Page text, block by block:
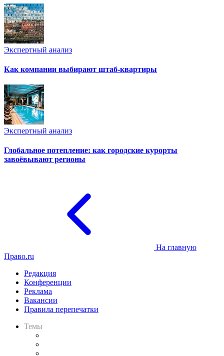
Экспертный анализ
Как компании выбирают штаб-квартиры
Экспертный анализ
Глобальное потепление: как городские курорты
завоёвывают регионы
На главную
Право.ru
Редакция
Конференции
Реклама
Вакансии
Правила перепечатки
Темы